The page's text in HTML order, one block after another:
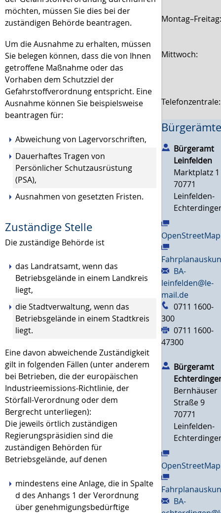
möchten, müssen Sie dies bei der
zuständigen Behörde beantragen.
Um die Ausnahme zu erhalten, müssen
Sie belegen können, dass die von Ihnen
getroffene Maßnahme oder das
Vorhaben dem Schutzziel der
Gefahrstoffverordnung entspricht. Eine
Ausnahme können Sie beispielsweise
beantragen für:
Abweichung von Lagervorschriften,
Dauerhaftes Tragen von
Persönlicher Schutzausrüstung
(PSA),
Ausnahmen von gesetzten Fristen.
Zuständige Stelle
Die zuständige Behörde ist
das Landratsamt, wenn das
Betriebsgelände in einem Landkreis
liegt,
die Stadtverwaltung, wenn das
Betriebsgelände in einem Stadtkreis
liegt.
Eine davon abweichende Zuständigkeit
gilt in folgenden Fällen (unter anderem
bei Betrieben, die der europäischen
Industrieemissions-Richtlinie, der
Störfall-Verordnung oder dem
Bergrecht unterliegen):
Die jeweils örtlich zuständigen
Regierungspräsidien sind die
zuständigen Behörden für
Betriebsgelände, auf denen
mindestens eine Anlage, die in Spalte
d des Anhangs 1 der Verordnung
über genehmigungsbedürftige
Mittwoch:
Bürgeramt
Leinfelden
Marktplatz 1
70771
Leinfelden-
OpenStreetMap
BA-
leinfelden@le-
mail.de
0711 1600-
300
0711 1600-
47300
Bürgeramt
Bernhäuser
Straße 9
70771
Leinfelden-
OpenStreetMap
BA-